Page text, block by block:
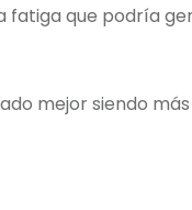
fatiga que podría
mejor siendo